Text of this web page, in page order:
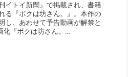
イトイ新聞』で掲載され、書籍
る『ボクは坊さん。』。本作の
し、あわせて予告動画が解禁と
『ボクは坊さん。...